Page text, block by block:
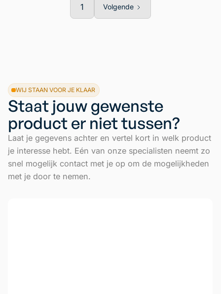
1 Volgende
WIJ STAAN VOOR JE KLAAR
Staat jouw gewenste
product er niet tussen?
Laat je gegevens achter en vertel kort in welk product
je interesse hebt. Eén van onze specialisten neemt zo
snel mogelijk contact met je op om de mogelijkheden
met je door te nemen.